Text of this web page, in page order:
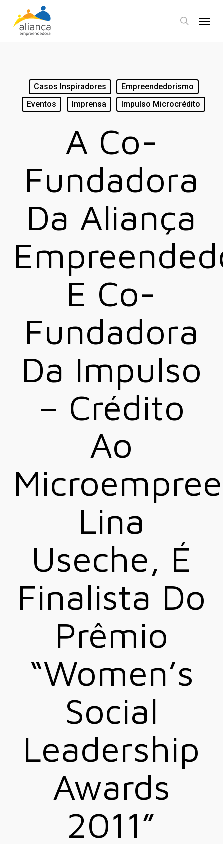
search
Casos Inspiradores
Empreendedorismo
Eventos
Imprensa Impulso Microcrédito
A Co-
Fundadora
Da Aliança
E Co-
Fundadora
Da Impulso
– Crédito
Ao
Lina
Useche, É
Finalista Do
Prêmio
“Women’s
Social
Leadership
Awards
2011”